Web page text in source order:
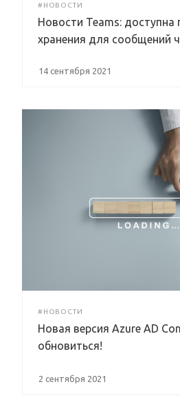
#НОВОСТИ
Новости Teams: доступна
хранения для сообщений
14 сентября 2021
#НОВОСТИ
Новая версия Azure AD
обновиться!
2 сентября 2021